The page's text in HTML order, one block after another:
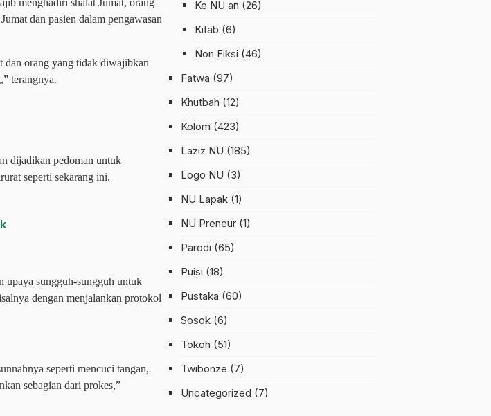
menghadiri shalat Jumat, orang
dan pasien dalam pengawasan
dan orang yang tidak diwajibkan
terangnya.
dijadikan pedoman untuk
seperti sekarang ini.
upaya sungguh-sungguh untuk
dengan menjalankan protokol
seperti mencuci tangan,
sebagian dari prokes,”
Ke NU an (26)
Kitab (6)
Non Fiksi (46)
Fatwa (97)
Khutbah (12)
Kolom (423)
Laziz NU (185)
Logo NU (3)
NU Lapak (1)
NU Preneur (1)
Parodi (65)
Puisi (18)
Pustaka (60)
Sosok (6)
Tokoh (51)
Twibonze (7)
Uncategorized (7)